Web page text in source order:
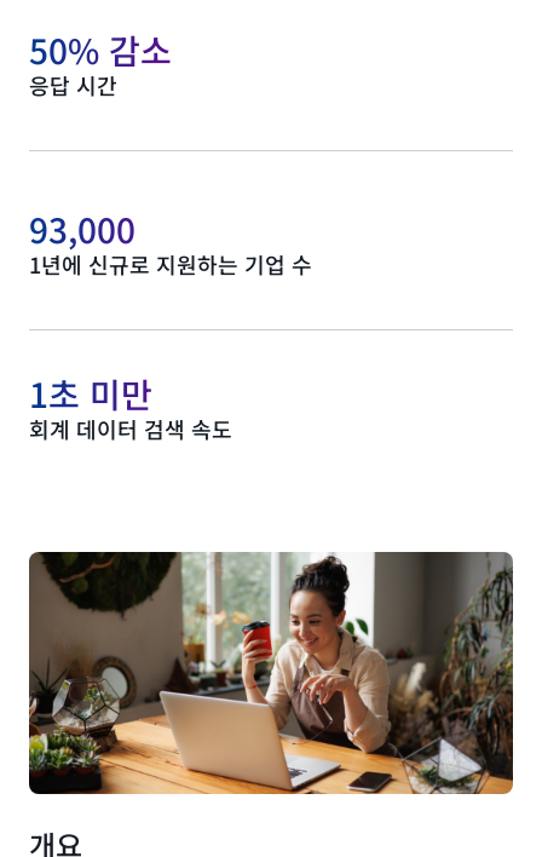
응답 시간
50% 감소
1년에 신규로 지원하는 기업 수
93,000
회계 데이터 검색 속도
1초 미만
개요